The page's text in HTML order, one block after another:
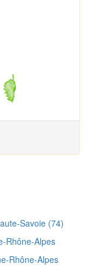
Savoie (74)
Rhône-Alpes
Rhône-Alpes